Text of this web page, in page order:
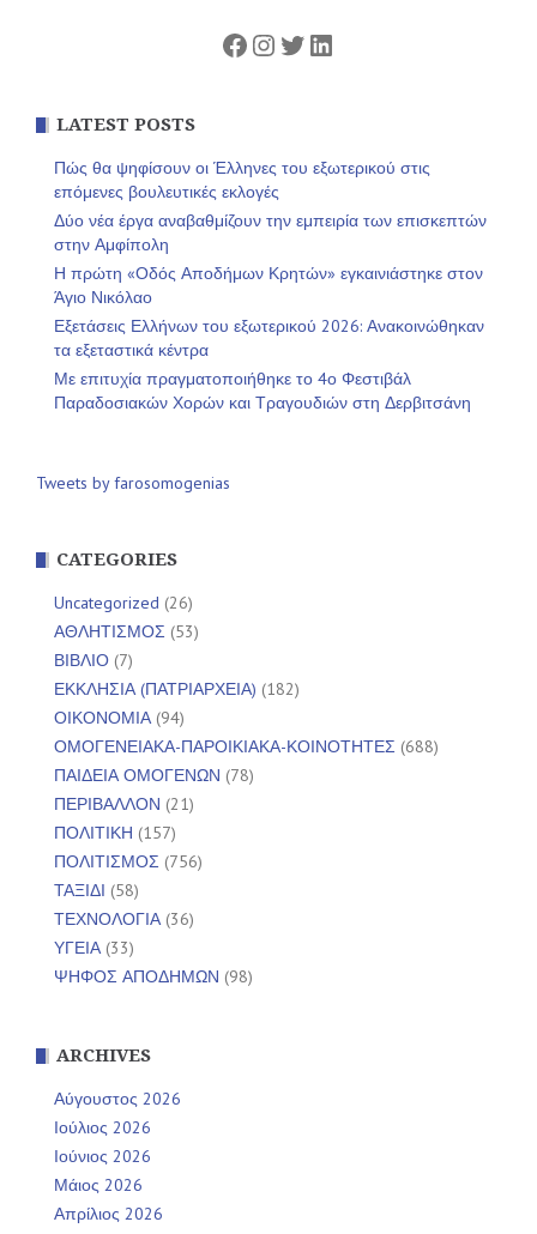
Facebook
Instagram
Twitter
Linkedin
LATEST POSTS
Πώς θα ψηφίσουν οι Έλληνες του εξωτερικού στις
επόμενες βουλευτικές εκλογές
Δύο νέα έργα αναβαθμίζουν την εμπειρία των επισκεπτών
στην Αμφίπολη
Η πρώτη «Οδός Αποδήμων Κρητών» εγκαινιάστηκε στον
Άγιο Νικόλαο
Εξετάσεις Ελλήνων του εξωτερικού 2026: Ανακοινώθηκαν
τα εξεταστικά κέντρα
Με επιτυχία πραγματοποιήθηκε το 4ο Φεστιβάλ
Παραδοσιακών Χορών και Τραγουδιών στη Δερβιτσάνη
Tweets by farosomogenias
CATEGORIES
Uncategorized (26)
ΑΘΛΗΤΙΣΜΟΣ (53)
ΒΙΒΛΙΟ (7)
ΕΚΚΛΗΣΙΑ (ΠΑΤΡΙΑΡΧΕΙΑ) (182)
ΟΙΚΟΝΟΜΙΑ(94)
ΟΜΟΓΕΝΕΙΑΚΑ-ΠΑΡΟΙΚΙΑΚΑ-ΚΟΙΝΟΤΗΤΕΣ (688)
ΠΑΙΔΕΙΑ ΟΜΟΓΕΝΩΝ (78)
ΠΕΡΙΒΑΛΛΟΝ (21)
ΠΟΛΙΤΙΚΗ (157)
ΠΟΛΙΤΙΣΜΟΣ (756)
ΤΑΞΙΔΙ (58)
ΤΕΧΝΟΛΟΓΙΑ(36)
ΥΓΕΙΑ(33)
ΨΗΦΟΣ ΑΠΟΔΗΜΩΝ (98)
ARCHIVES
Αύγουστος 2026
Ιούλιος 2026
Ιούνιος 2026
Μάιος 2026
Απρίλιος 2026